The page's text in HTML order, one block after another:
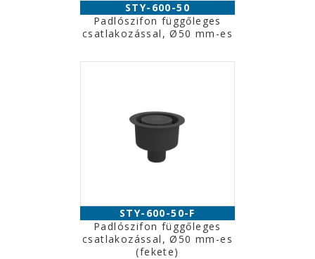
STY-600-50
Padlószifon függőleges
csatlakozással, Ø50 mm-es
STY-600-50-F
Padlószifon függőleges
csatlakozással, Ø50 mm-es
(fekete)